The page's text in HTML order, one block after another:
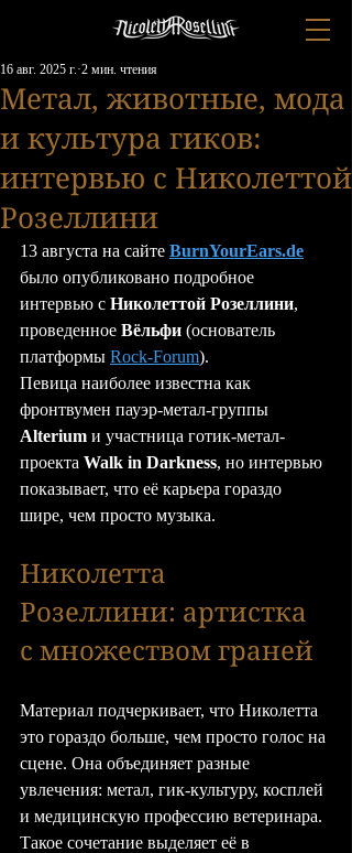
Метал, животные, мода
и культура гиков:
интервью с Николеттой
Розеллини
16 авг. 2025 г. 2 мин. чтения
13 августа на сайте BurnYourEars.de
было опубликовано подробное
интервью с Николеттой Розеллини,
проведенное Вёльфи (основатель
платформы Rock-Forum).
Певица наиболее известна как
фронтвумен пауэр-метал-группы
Alterium и участница готик-метал-
проекта Walk in Darkness, но интервью
показывает, что её карьера гораздо
шире, чем просто музыка.
Николетта
Розеллини: артистка
с множеством граней
Материал подчеркивает, что Николетта
это гораздо больше, чем просто голос на
сцене. Она объединяет разные
увлечения: метал, гик-культуру, косплей
и медицинскую профессию ветеринара.
Такое сочетание выделяет её в